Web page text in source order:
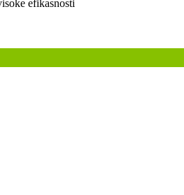
efikasnosti